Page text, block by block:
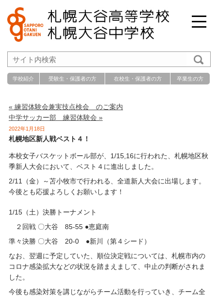
学校紹介 受験生・保護者の方 在校生・保護者の方 卒業生の方
« 練習体験会兼実技点検会 のご案内
中学サッカー部 練習体験会 »
2022年1月18日
札幌地区新人戦ベスト４！
本校女子バスケットボール部が、1/15,16に行われた、札幌地区秋
季新人大会において、ベスト４に進出しました。
2/11（金）～苫小牧市で行われる、全道新人大会に出場します。
今後とも応援よろしくお願いします！
1/15（土）決勝トーナメント
２回戦 〇大谷 85-55 ●恵庭南
準々決勝 〇大谷 20-0 ●新川（第４シード）
なお、翌週に予定していた、順位決定戦については、札幌市内の
コロナ感染拡大などの状況を踏まえまして、中止の判断がされま
した。
今後も感染対策を講じながらチーム活動を行っていき、チーム全